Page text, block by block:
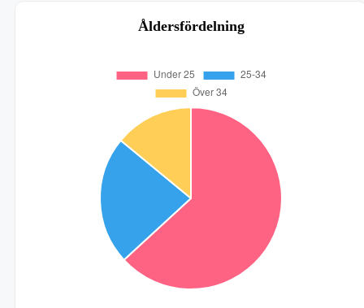
Åldersfördelning